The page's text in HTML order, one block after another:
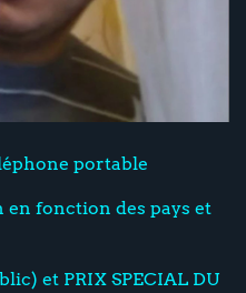
portable
fonction des pays et
et PRIX SPECIAL DU